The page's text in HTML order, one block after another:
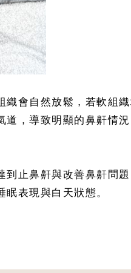
會自然放鬆，若軟組
，導致明顯的鼻鼾情
止鼻鼾與改善鼻鼾問
表現與白天狀態。